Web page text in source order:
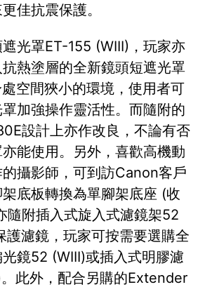
佳抗震保護。
光罩ET-155 (WIII)，玩家亦
熱塗層的全新鏡頭短遮光罩
空間狹小的環境，使用者可
加強操作靈活性。而隨附的
設計上亦作改良，不論有否
能使用。另外，喜歡高機動
攝影師，可到訪Canon客戶
底板轉換為單腳架底座 (收
隨附插入式旋入式濾鏡架52
護濾鏡，玩家可按需要選購全
鏡52 (WIII)或插入式明膠濾
此外，配合另購的Extender